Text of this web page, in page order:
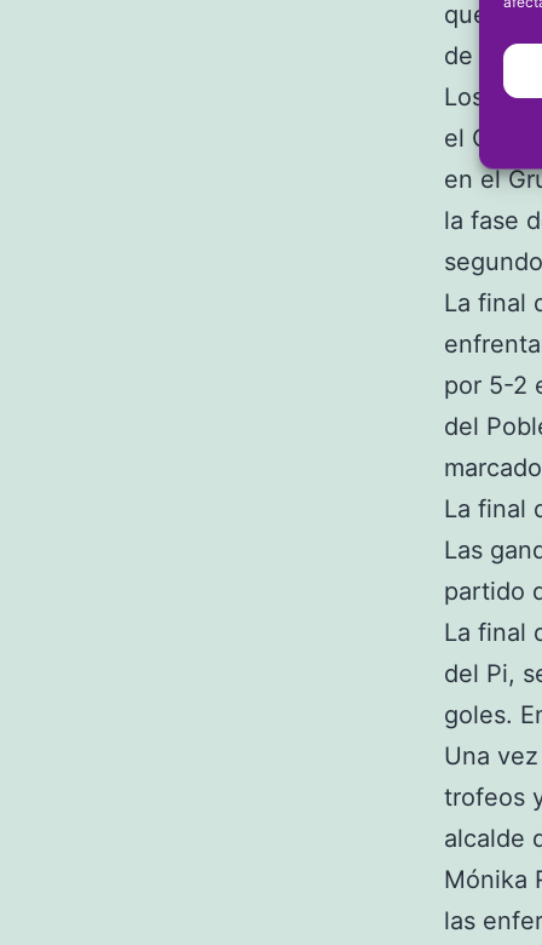
que
de
Los
el
en el
la fase
La final
por 5-2
del
La final
Las
partido
La final
del Pi,
goles.
Una
trofeos
alcalde
Mónika
las